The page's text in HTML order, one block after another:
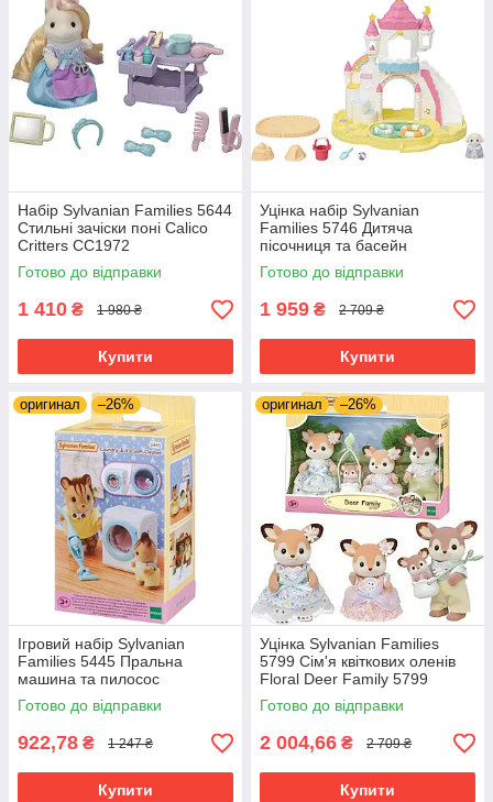
Набір Sylvanian Families 5644
Стильні зачіски поні Calico
Critters CC1972
Готово до відправки
1 410 ₴ 1 980 ₴
Купити
Уцінка набір Sylvanian
Families 5746 Дитяча
пісочниця та басейн
Готово до відправки
1 959 ₴ 2 709 ₴
Купити
оригинал –26%
Ігровий набір Sylvanian
Families 5445 Пральна
машина та пилосос
Готово до відправки
922,78 ₴ 1 247 ₴
Купити
оригинал –26%
Уцінка Sylvanian Families
5799 Сім'я квіткових оленів
Floral Deer Family 5799
Готово до відправки
2 004,66 ₴ 2 709 ₴
Купити